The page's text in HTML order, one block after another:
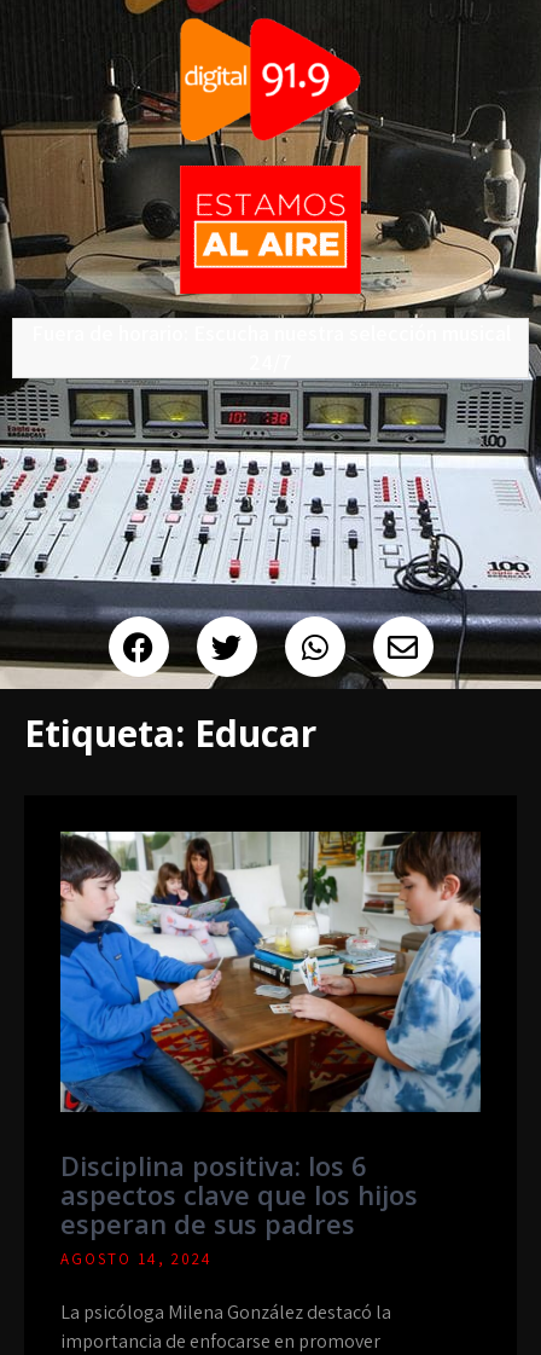
Etiqueta: Educar
Disciplina positiva: los 6
aspectos clave que los hijos
esperan de sus padres
AGOSTO 14, 2024
La psicóloga Milena González destacó la
importancia de enfocarse en promover